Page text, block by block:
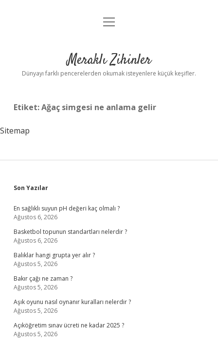
Anasayfa
Yasal Uyarı
menüyü
Meraklı Zihinler
Dünyayı farklı pencerelerden okumak isteyenlere küçük keşifler.
Etiket:Ağaç simgesi ne anlama gelir
Sitemap
Sidebar
Son Yazılar
En sağlıklı suyun pH değeri kaç olmalı ?
Ağustos 6, 2026
Basketbol topunun standartları nelerdir ?
Ağustos 6, 2026
Balıklar hangi grupta yer alır ?
Ağustos 5, 2026
Bakır çağı ne zaman ?
Ağustos 5, 2026
Aşık oyunu nasıl oynanır kuralları nelerdir ?
Ağustos 5, 2026
Açıköğretim sınav ücreti ne kadar 2025 ?
Ağustos 5, 2026